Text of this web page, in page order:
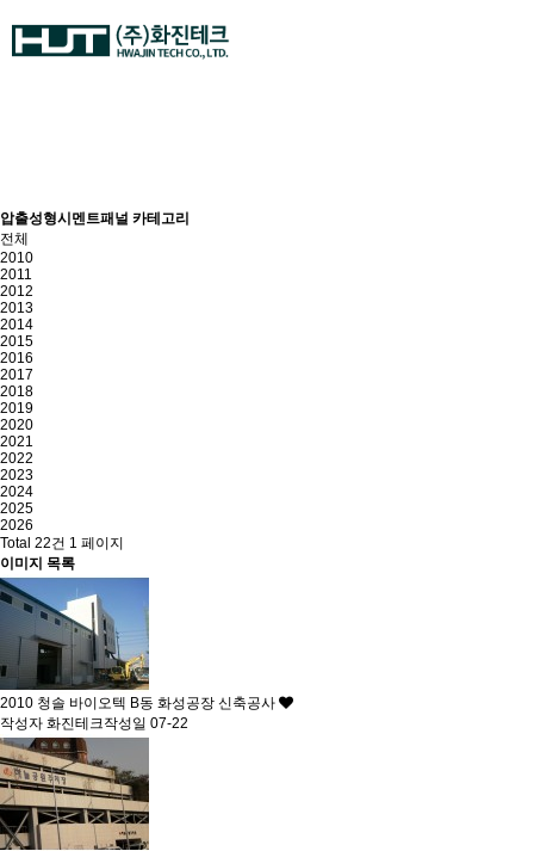
압출성형시멘트패널 카테고리
전체
2010
2011
2012
2013
2014
2015
2016
2017
2018
2019
2020
2021
2022
2023
2024
2025
2026
Total 22건 1 페이지
이미지 목록
2010 청솔 바이오텍 B동 화성공장 신축공사
작성자 화진테크작성일 07-22